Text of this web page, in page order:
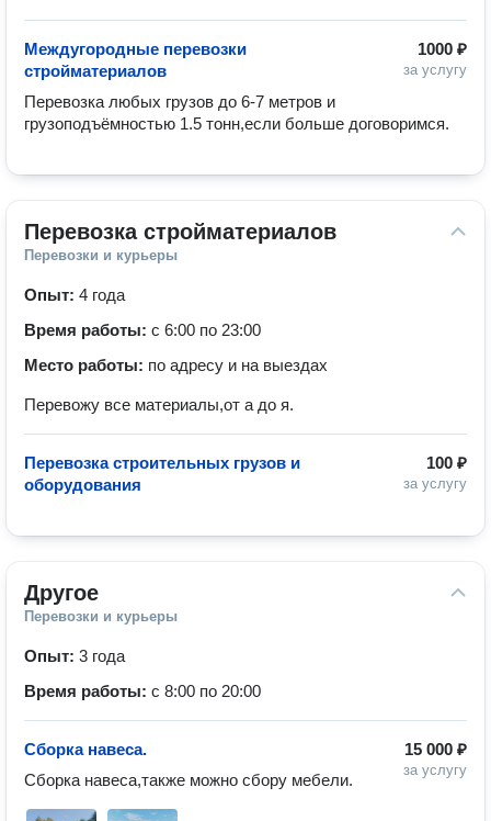
1000 ₽
за услугу
Междугородные перевозки
стройматериалов
Перевозка любых грузов до 6-7 метров и
грузоподъёмностью 1.5 тонн,если больше договоримся.
Перевозка стройматериалов
Перевозки и курьеры
Опыт: 4 года
Время работы: с 6:00 по 23:00
Место работы: по адресу и на выездах
Перевожу все материалы,от а до я.
100 ₽
за услугу
Перевозка строительных грузов и
оборудования
Другое
Перевозки и курьеры
Опыт: 3 года
Время работы: с 8:00 по 20:00
15 000 ₽
за услугу
Сборка навеса.
Сборка навеса,также можно сбору мебели.